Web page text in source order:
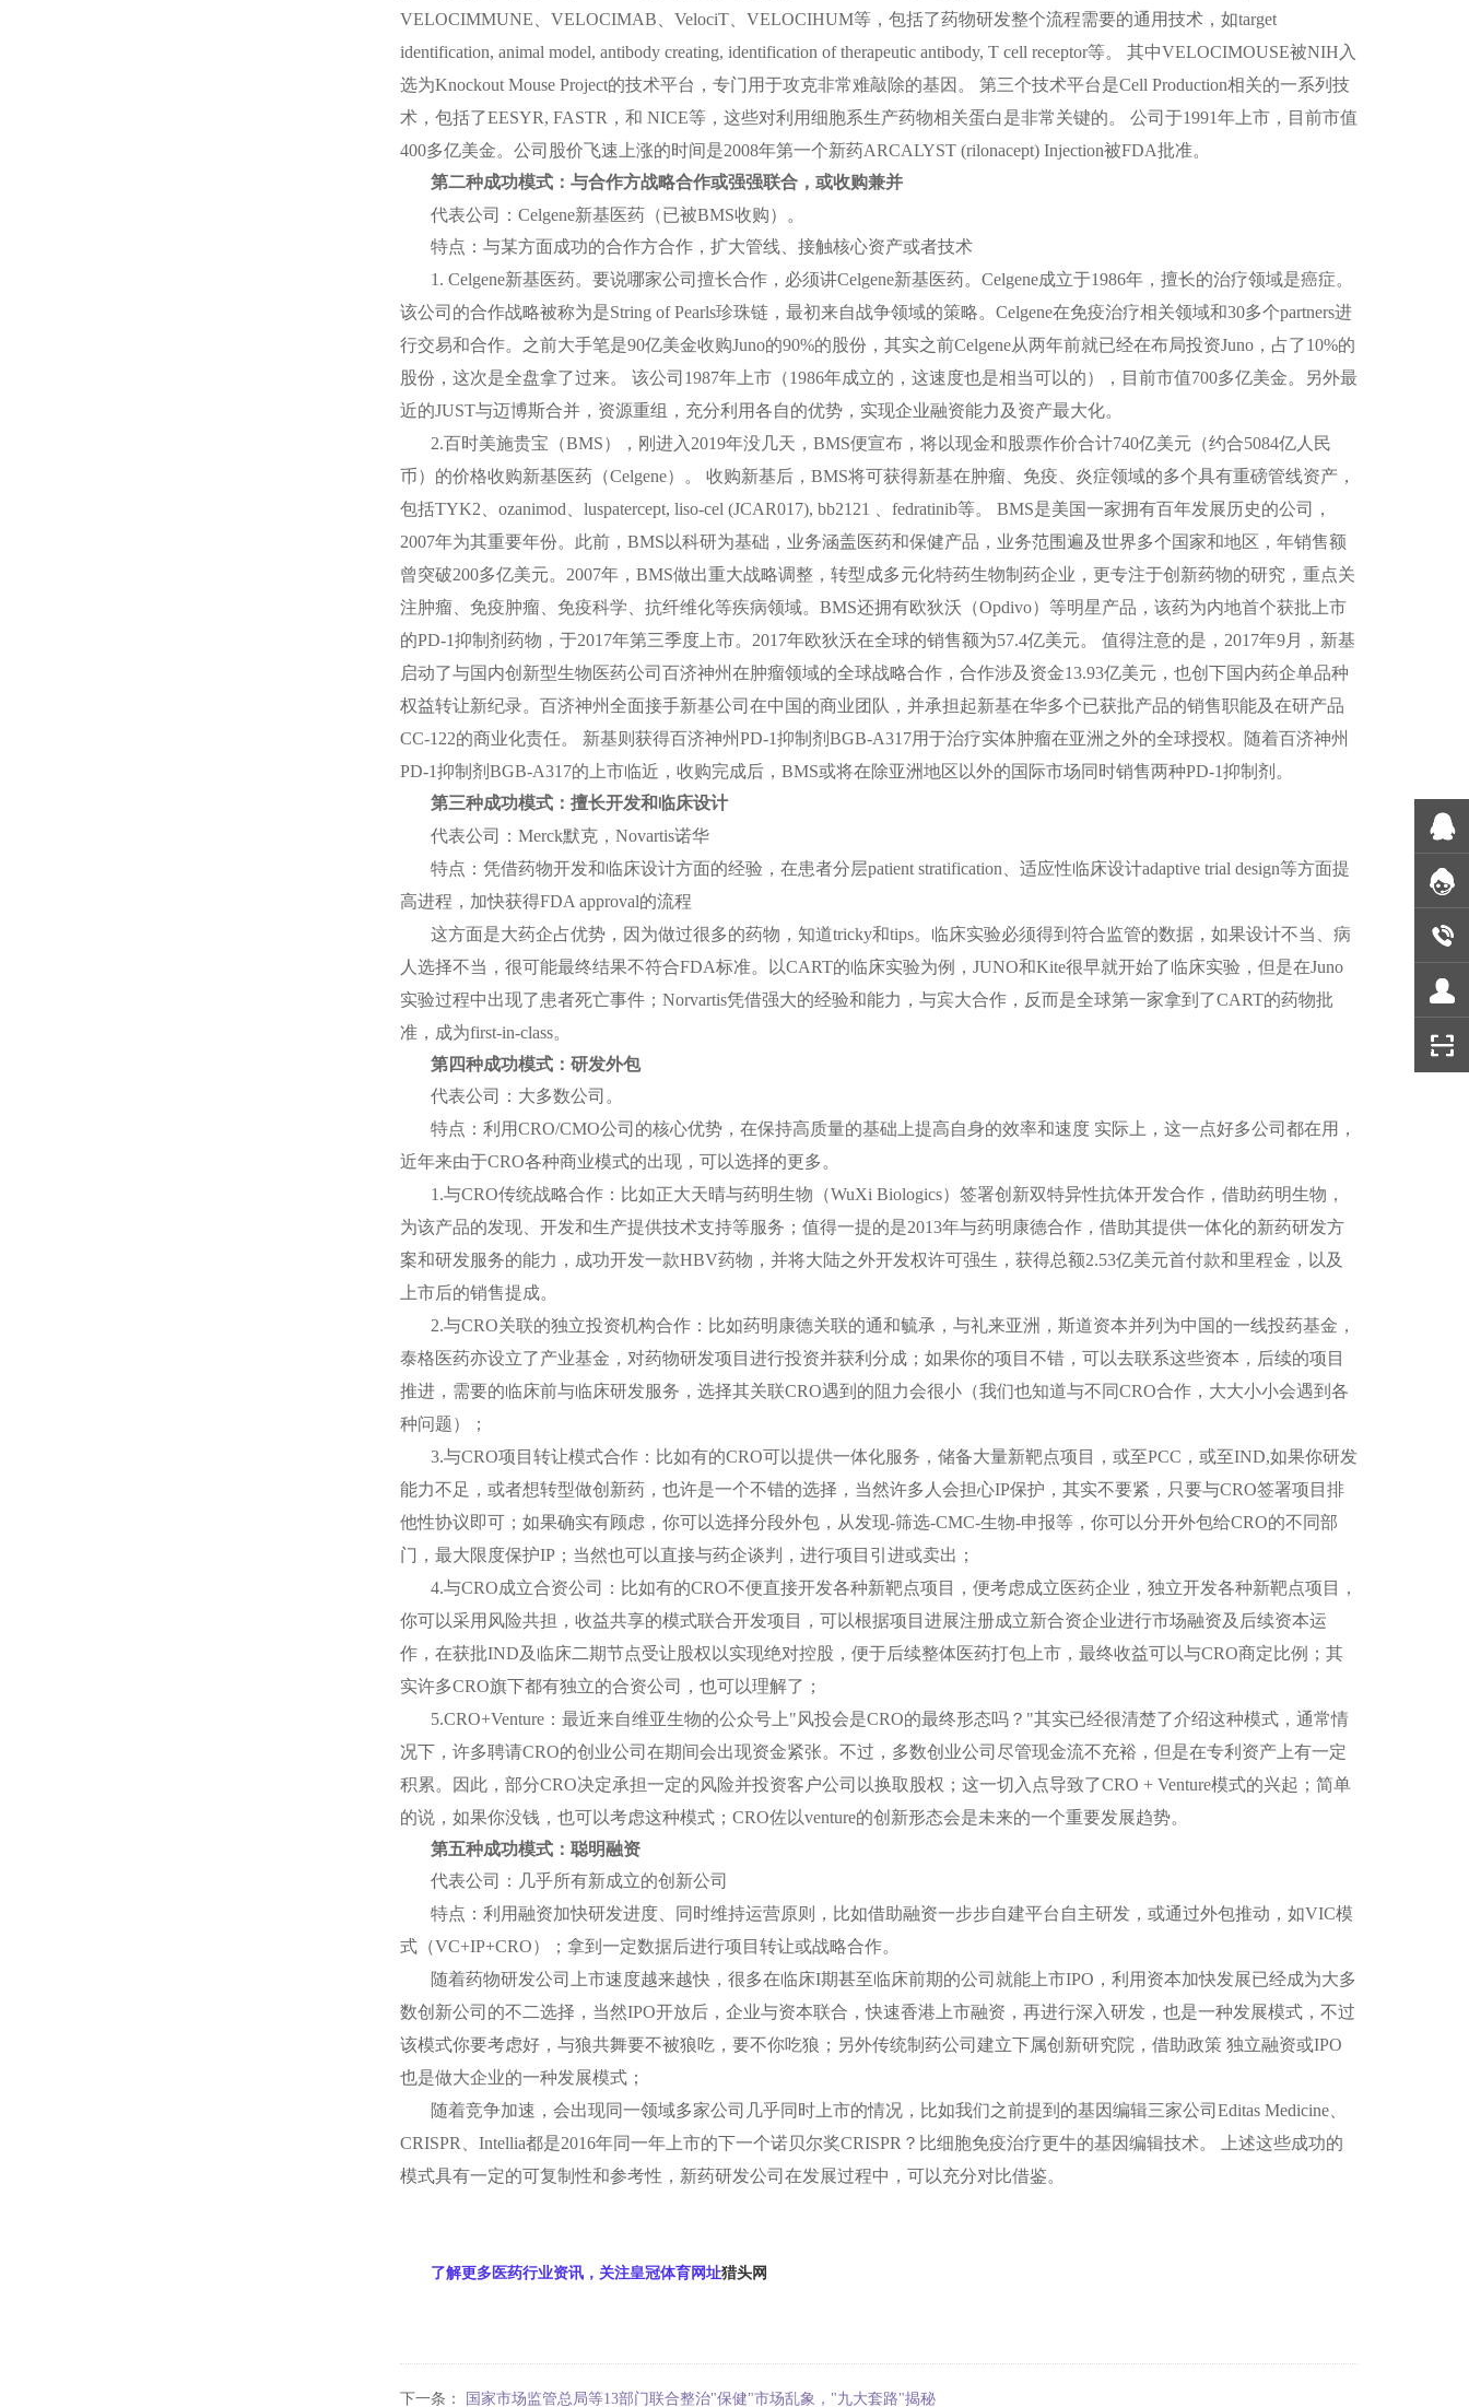
VELOCIMMUNE
VELOCIMAB VelociT VELOCIHUM等，包括了药物研发整个流程需要的通用技术，如target
identification, animal model, antibody creating, identification of therapeutic antibody, T cell receptor等。 其中VELOCIMOUSE被NIH 入
选为Knockout Mouse Project的技术平台，专门用于攻克非常难敲除的基因。 第三个技术平台是Cell Production相关的一系列技
术，包括了EESYR, FASTR ，和 NICE等，这些对利用细胞系生产药物相关蛋白是非常关键的。 公司于1991年上市，目前市值
400多亿美金。公司股价飞速上涨的时间是2008年第一个新药ARCALYST (rilonacept) Injection被FDA批准。
第二种成功模式：与合作方战略合作或强强联合，或收购兼并
代表公司： Celgene新基医药（已被BMS收购）。
特点：与某方面成功的合作方合作，扩大管线、接触核心资产或者技术
1. Celgene新基医药。要说哪家公司擅长合作，必须讲Celgene新基医药。 Celgene成立于1986年，擅长的治疗领域是癌症。
该公司的合作战略被称为是String of Pearls珍珠链，最初来自战争领域的策略。 Celgene在免疫治疗相关领域和30多个partners进
行交易和合作。之前大手笔是90亿美金收购Juno的90%的股份，其实之前Celgene从两年前就已经在布局投资Juno ，占了10%的
股份，这次是全盘拿了过来。 该公司 1987年上市（1986年成立的，这速度也是相当可以的），目前市值700多亿美金。另外最
近的JUST与迈博斯合并，资源重组，充分利用各自的优势，实现企业融资能力及资产最大化。
2.百时美施贵宝（BMS），刚进入 2019年没几天， BMS便宣布，将以现金和股票作价合计740亿美元（约合5084亿人民
币）的价格收购新基医药（Celgene）。 收购新基后， BMS将可获得新基在肿瘤、免疫、炎症领域的多个具有重磅管线资产，
包括TYK2 ozanimod luspatercept, liso-cel (JCAR017), bb2121 fedratinib等。 BMS是美国一家拥有百年发展历史的公司，
2007年为其重要年份。此前， BMS 以科研为基础，业务涵盖医药和保健产品，业务范围遍及世界多个国家和地区，年销售额
曾突破200多亿美元。 2007年， BMS做出重大战略调整，转型成多元化特药生物制药企业，更专注于创新药物的研究，重点关
注肿瘤、免疫肿瘤、免疫科学、抗纤维化等疾病领域。 BMS还拥有欧狄沃（Opdivo）等明星产品，该药为内地首个获批上市
的PD-1抑制剂药物，于2017年第三季度上市。 2017年欧狄沃在全球的销售额为57.4亿美元。 值得注意的是， 2017年9月，新基
启动了与国内创新型生物医药公司百济神州在肿瘤领域的全球战略合作，合作涉及资金13.93亿美元，也创下国内药企单品种
权益转让新纪录。百济神州全面接手新基公司在中国的商业团队，并承担起新基在华多个已获批产品的销售职能及在研产品
CC-122的商业化责任。 新基则获得百济神州PD-1抑制剂 BGB-A317用于治疗实体肿瘤在亚洲之外的全球授权。随着百济神州
PD-1抑制剂 BGB-A317的上市临近，收购完成后， BMS或将在除亚洲地区以外的国际市场同时销售两种PD-1抑制剂。
第三种成功模式：擅长开发和临床设计
代表公司： Merck默克， Novartis诺华
特点：凭借药物开发和临床设计方面的经验，在患者分层patient stratification 、适应性临床设计adaptive trial design等方面提
高进程，加快获得FDA approval的流程
这方面是大药企占优势，因为做过很多的药物，知道tricky和tips。临床实验必须得到符合监管的数据，如果设计不当、病
人选择不当，很可能最终结果不符合FDA标准。以CART的临床实验为例， JUNO和Kite很早就开始了临床实验，但是在Juno
实验过程中出现了患者死亡事件； Norvartis凭借强大的经验和能力，与宾大合作，反而是全球第一家拿到了CART的药物批
准，成为first-in-class。
第四种成功模式：研发外包
代表公司：大多数公司。
特点：利用CRO/CMO公司的核心优势，在保持高质量的基础上提高自身的效率和速度 实际上，这一点好多公司都在用，
近年来由于CRO各种商业模式的出现，可以选择的更多。
1.与CRO传统战略合作：比如正大天晴与药明生物（WuXi Biologics）签署创新双特异性抗体开发合作，借助药明生物，
为该产品的发现、开发和生产提供技术支持等服务；值得一提的是2013年与药明康德合作，借助其提供一体化的新药研发方
案和研发服务的能力，成功开发一款HBV药物，并将大陆之外开发权许可强生，获得总额2.53亿美元首付款和里程金，以及
上市后的销售提成。
2.与CRO关联的独立投资机构合作：比如药明康德关联的通和毓承，与礼来亚洲，斯道资本并列为中国的一线投药基金，
泰格医药亦设立了产业基金，对药物研发项目进行投资并获利分成；如果你的项目不错，可以去联系这些资本，后续的项目
推进，需要的临床前与临床研发服务，选择其关联CRO遇到的阻力会很小（我们也知道与不同CRO合作，大大小小会遇到各
种问题）；
3.与CRO项目转让模式合作：比如有的CRO可以提供一体化服务，储备大量新靶点项目，或至PCC ，或至IND,如果你研发
能力不足，或者想转型做创新药，也许是一个不错的选择，当然许多人会担心IP保护，其实不要紧，只要与CRO签署项目排
他性协议即可；如果确实有顾虑，你可以选择分段外包，从发现-筛选-CMC-生物-申报等，你可以分开外包给CRO的不同部
门，最大限度保护IP ；当然也可以直接与药企谈判，进行项目引进或卖出；
4.与CRO成立合资公司：比如有的CRO不便直接开发各种新靶点项目，便考虑成立医药企业，独立开发各种新靶点项目，
你可以采用风险共担，收益共享的模式联合开发项目，可以根据项目进展注册成立新合资企业进行市场融资及后续资本运
作，在获批IND及临床二期节点受让股权以实现绝对控股，便于后续整体医药打包上市，最终收益可以与CRO商定比例；其
实许多CRO旗下都有独立的合资公司，也可以理解了；
5.CRO+Venture ：最近来自维亚生物的公众号上"风投会是CRO的最终形态吗？ "其实已经很清楚了介绍这种模式，通常情
况下，许多聘请CRO的创业公司在期间会出现资金紧张。不过，多数创业公司尽管现金流不充裕，但是在专利资产上有一定
积累。因此，部分CRO决定承担一定的风险并投资客户公司以换取股权；这一切入点导致了CRO + Venture模式的兴起；简单
的说，如果你没钱，也可以考虑这种模式； CRO佐以venture的创新形态会是未来的一个重要发展趋势。
第五种成功模式：聪明融资
代表公司：几乎所有新成立的创新公司
特点：利用融资加快研发进度、同时维持运营原则，比如借助融资一步步自建平台自主研发，或通过外包推动，如VIC模
式（VC+IP+CRO）；拿到一定数据后进行项目转让或战略合作。
随着药物研发公司上市速度越来越快，很多在临床I期甚至临床前期的公司就能上市IPO ，利用资本加快发展已经成为大多
数创新公司的不二选择，当然IPO开放后，企业与资本联合，快速香港上市融资，再进行深入研发，也是一种发展模式，不过
该模式你要考虑好，与狼共舞要不被狼吃，要不你吃狼；另外传统制药公司建立下属创新研究院，借助政策 独立融资或IPO
也是做大企业的一种发展模式；
随着竞争加速，会出现同一领域多家公司几乎同时上市的情况，比如我们之前提到的基因编辑三家公司 Editas Medicine
CRISPR
Intellia都是2016年同一年上市的下一个诺贝尔奖CRISPR ？比细胞免疫治疗更牛的基因编辑技术。 上述这些成功的
模式具有一定的可复制性和参考性，新药研发公司在发展过程中，可以充分对比借鉴。
了解更多医药行业资讯，关注皇冠体育网址猎头网
下一条： 国家市场监管总局等13部门联合整治"保健"市场乱象，"九大套路"揭秘